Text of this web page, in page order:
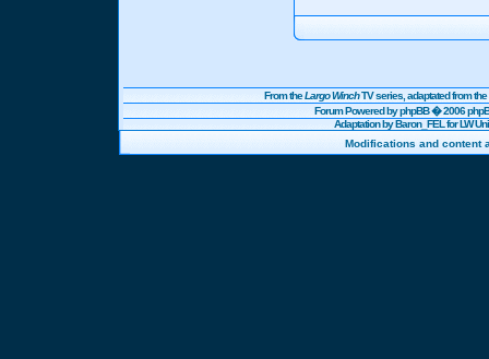
From theLargo WinchTV series, adaptated from
Forum Powered byphpBB� 2006
Adaptation by Baron_FEL for LW
Modifications and content